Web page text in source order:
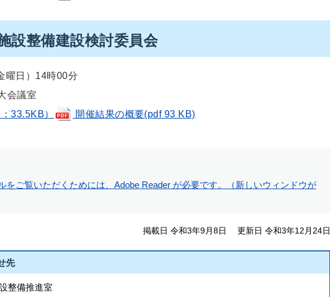
設整備建設検討委員会
曜日）14時00分
会議室
33.5KB） 開催結果の概要(pdf 93 KB)
をご覧いただくためには、Adobe Reader が必要です。（新しいウィンドウが
掲載日 令和3年9月8日 更新日 令和3年12月24日
先
整備推進室